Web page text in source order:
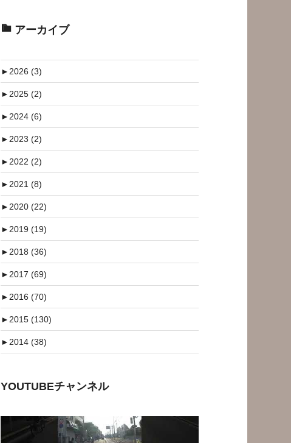
アーカイブ
►2026 (3)
►2025 (2)
►2024 (6)
►2023 (2)
►2022 (2)
►2021 (8)
►2020 (22)
►2019 (19)
►2018 (36)
►2017 (69)
►2016 (70)
►2015 (130)
►2014 (38)
YOUTUBEチャンネル